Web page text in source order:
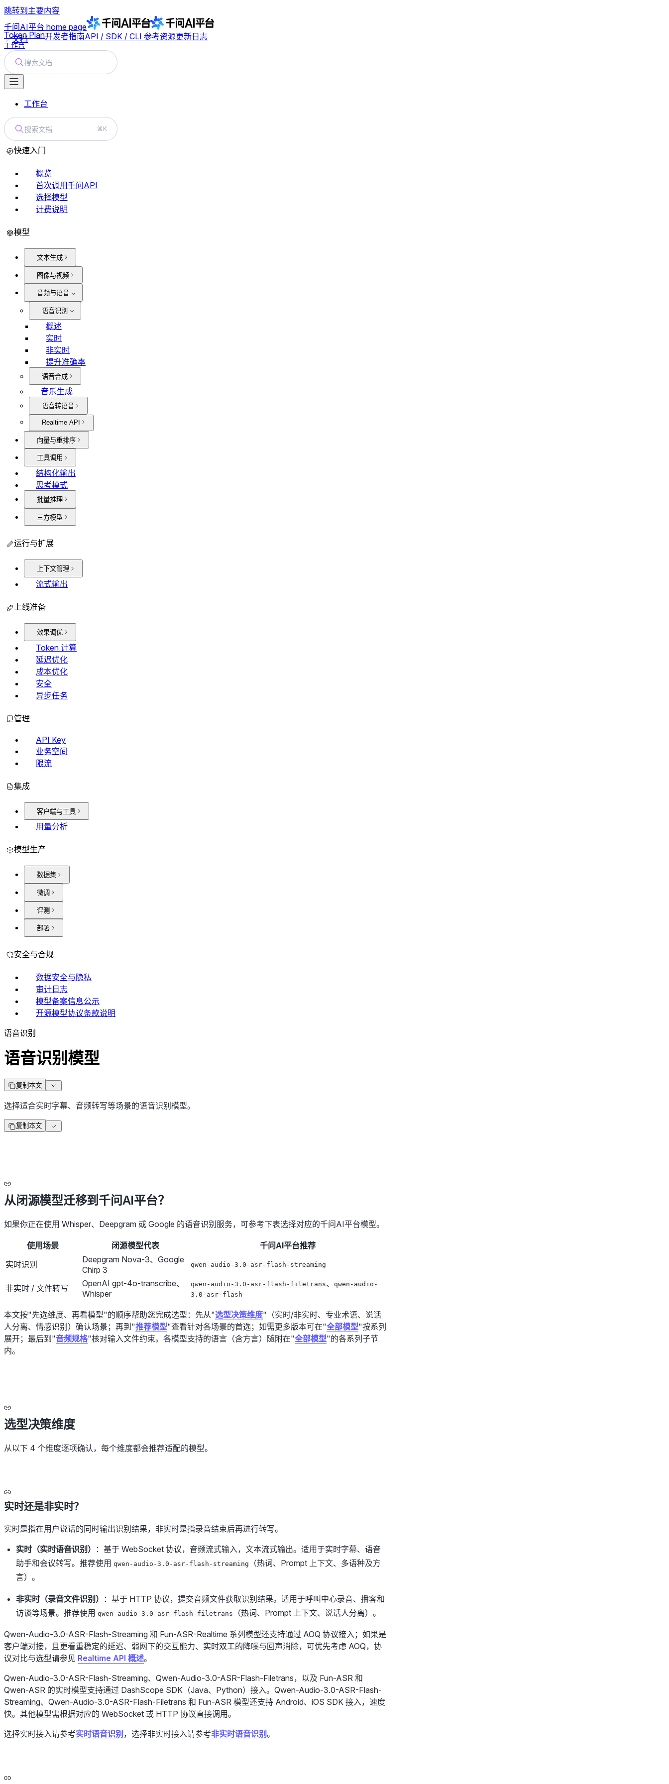
跳转到主要内容
千问AI平台 home page
文档
Token Plan开发者指南API / SDK / CLI 参考资源更新日志
工作台
搜索文档
工作台
搜索文档 ⌘K
快速入门
概览
首次调用千问API
选择模型
计费说明
模型
文本生成
图像与视频
音频与语音
语音识别
概述
实时
非实时
提升准确率
语音合成
音乐生成
语音转语音
Realtime API
向量与重排序
工具调用
结构化输出
思考模式
批量推理
三方模型
运行与扩展
上下文管理
流式输出
上线准备
效果调优
Token 计算
延迟优化
成本优化
安全
异步任务
管理
API Key
业务空间
限流
集成
客户端与工具
用量分析
模型生产
数据集
微调
评测
部署
安全与合规
数据安全与隐私
审计日志
模型备案信息公示
开源模型协议条款说明
语音识别
语音识别模型
复制本文
选择适合实时字幕、音频转写等场景的语音识别模型。
复制本文
从闭源模型迁移到千问AI平台？
如果你正在使用 Whisper、Deepgram 或 Google 的语音识别服务，可参考下表选择对应的千问AI平台模型。
使用场景 闭源模型代表
千问AI平台推荐
实时识别
Deepgram Nova-3、Google
Chirp 3
qwen-audio-3.0-asr-flash-streaming
非实时 / 文件转写
OpenAI gpt-4o-transcribe、
Whisper
qwen-audio-3.0-asr-flash-filetrans、
qwen-audio-
3.0-asr-flash
本文按"先选维度、再看模型"的顺序帮助您完成选型：先从"选型决策维度"（实时/非实时、专业术语、说话
人分离、情感识别）确认场景；再到"推荐模型"查看针对各场景的首选；如需更多版本可在"全部模型"按系列
展开；最后到"音频规格"核对输入文件约束。各模型支持的语言（含方言）随附在"全部模型"的各系列子节
内。
选型决策维度
从以下 4 个维度逐项确认，每个维度都会推荐适配的模型。
实时还是非实时？
实时是指在用户说话的同时输出识别结果，非实时是指录音结束后再进行转写。
实时（实时语音识别）
：基于 WebSocket 协议，音频流式输入，文本流式输出。适用于实时字幕、语音
助手和会议转写。推荐使用 qwen-audio-3.0-asr-flash-streaming
（热词、Prompt 上下文、多语种及方
言）。
非实时（录音文件识别）
：基于 HTTP 协议，提交音频文件获取识别结果。适用于呼叫中心录音、播客和
访谈等场景。推荐使用 qwen-audio-3.0-asr-flash-filetrans （热词、Prompt 上下文、说话人分离）。
Qwen-Audio-3.0-ASR-Flash-Streaming 和 Fun-ASR-Realtime 系列模型还支持通过 AOQ 协议接入；如果是
客户端对接，且更看重稳定的延迟、弱网下的交互能力、实时双工的降噪与回声消除，可优先考虑 AOQ，协
议对比与选型请参见 Realtime API 概述。
Qwen-Audio-3.0-ASR-Flash-Streaming、Qwen-Audio-3.0-ASR-Flash-Filetrans，以及 Fun-ASR 和
Qwen-ASR 的实时模型支持通过 DashScope SDK（Java、Python）接入。Qwen-Audio-3.0-ASR-Flash-
Streaming、Qwen-Audio-3.0-ASR-Flash-Filetrans 和 Fun-ASR 模型还支持 Android、iOS SDK 接入，速度
快。其他模型需根据对应的 WebSocket 或 HTTP 协议直接调用。
选择实时接入请参考实时语音识别 ，选择非实时接入请参考非实时语音识别 。